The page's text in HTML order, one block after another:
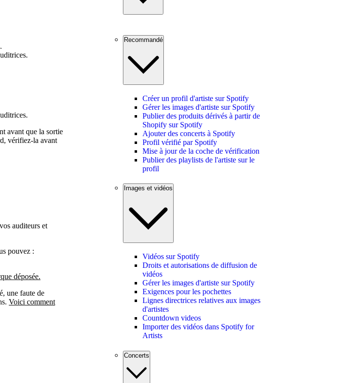
avant que la sortie
vérifiez-la avant
auditeurs et
pouvez :
déposée.
une faute de
Voici comment
Recommandé
Créer un profil d'artiste sur Spotify
Gérer les images d'artiste sur Spotify
Publier des produits dérivés à partir de
Shopify sur Spotify
Ajouter des concerts à Spotify
Profil vérifié par Spotify
Mise à jour de la coche de vérification
Publier des playlists de l'artiste sur le
profil
Images et vidéos
Vidéos sur Spotify
Droits et autorisations de diffusion de
vidéos
Gérer les images d'artiste sur Spotify
Exigences pour les pochettes
Lignes directrices relatives aux images
d'artistes
Countdown videos
Importer des vidéos dans Spotify for
Artists
Concerts